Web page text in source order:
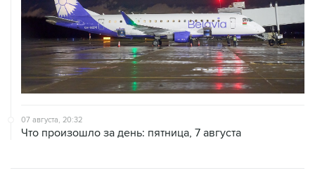
07 августа, 20:32
Что произошло за день: пятница, 7 августа